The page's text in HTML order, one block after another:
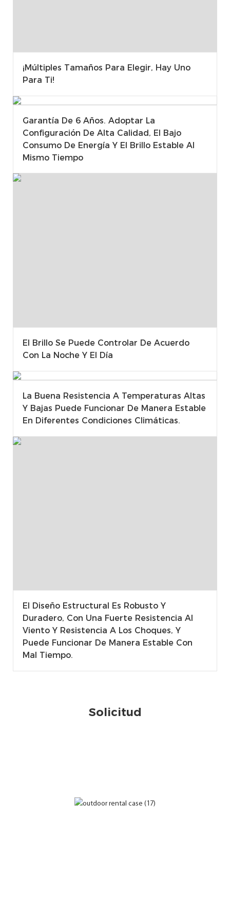
¡Múltiples Tamaños Para Elegir, Hay Uno
Para Ti!
Garantía De 6 Años. Adoptar La
Configuración De Alta Calidad, El Bajo
Consumo De Energía Y El Brillo Estable Al
Mismo Tiempo
El Brillo Se Puede Controlar De Acuerdo
Con La Noche Y El Día
La Buena Resistencia A Temperaturas Altas
Y Bajas Puede Funcionar De Manera Estable
En Diferentes Condiciones Climáticas.
El Diseño Estructural Es Robusto Y
Duradero, Con Una Fuerte Resistencia Al
Viento Y Resistencia A Los Choques, Y
Puede Funcionar De Manera Estable Con
Mal Tiempo.
Solicitud